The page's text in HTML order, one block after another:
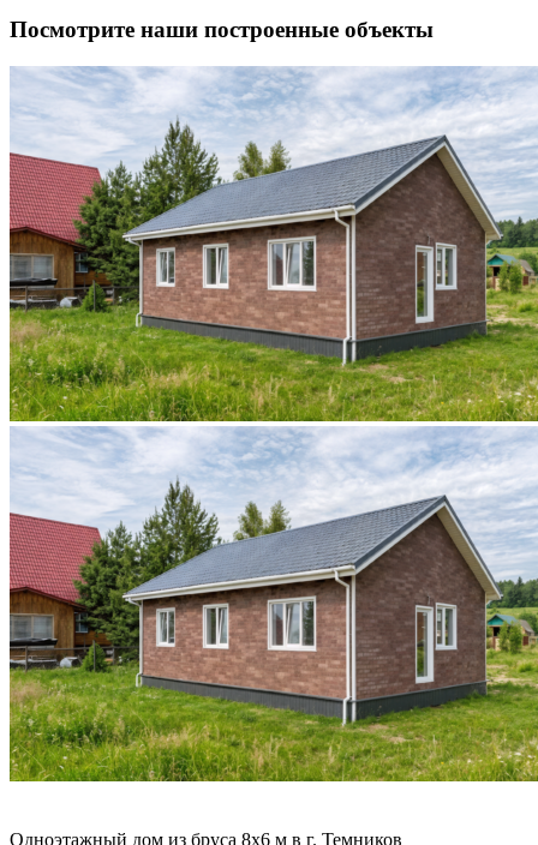
Посмотрите наши построенные объекты
Одноэтажный дом из бруса 8х6 м в г. Темников